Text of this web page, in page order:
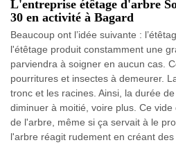
L'entreprise étêtage d'arbre
30 en activité à Bagard
Beaucoup ont l’idée suivante :
l'étêtage produit constamment une
parviendra à soigner en aucun cas.
pourritures et insectes à demeurer.
tronc et les racines. Ainsi, la durée
diminuer à moitié, voire plus. Ce
de l'arbre, même si ça servait à le
l'arbre réagit rudement en créant